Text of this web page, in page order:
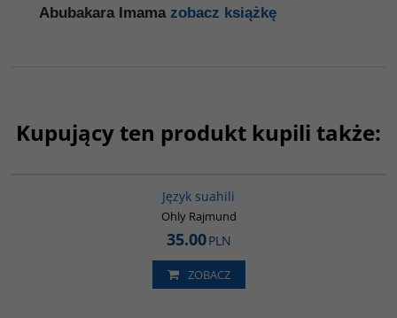
Abubakara Imama zobacz książkę
Kupujący ten produkt kupili także:
Język suahili
Ohly Rajmund
35.00PLN
ZOBACZ